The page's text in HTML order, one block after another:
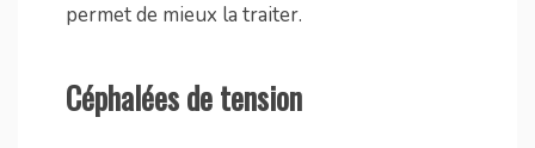
permet de mieux la traiter.
Céphalées de tension